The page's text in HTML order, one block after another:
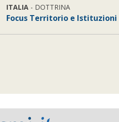
ITALIA- DOTTRINA
Focus Territorio e Istituzioni